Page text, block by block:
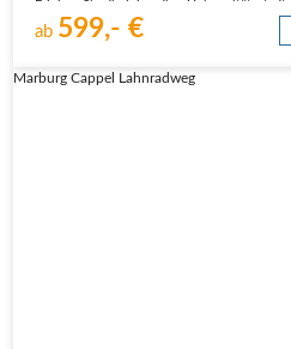
ab 599,- €
Marburg Cappel Lahnradweg